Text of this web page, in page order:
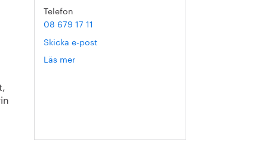
Telefon
08 679 17 11
Skicka e-post
Läs mer